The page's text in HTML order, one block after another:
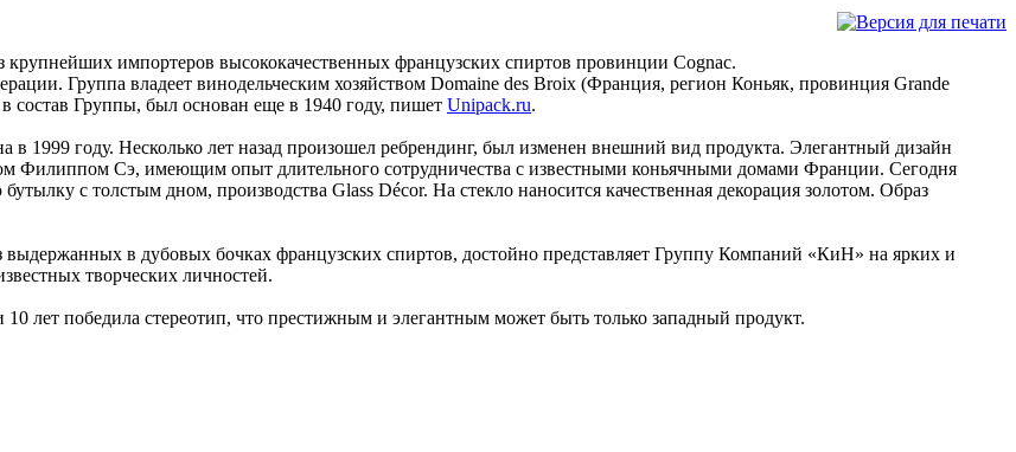
импортеров высококачественных французских спиртов провинции Cognac.
Группа владеет винодельческим хозяйством Domaine des Broix (Франция, регион Коньяк, провинция Grande
Группы, был основан еще в 1940 году, пишет Unipack.ru.
в 1999 году. Несколько лет назад произошел ребрендинг, был изменен внешний вид продукта. Элегантный дизайн
Филиппом Сэ, имеющим опыт длительного сотрудничества с известными коньячными домами Франции. Сегодня
с толстым дном, производства Glass Décor. На стекло наносится качественная декорация золотом. Образ
выдержанных в дубовых бочках французских спиртов, достойно представляет Группу Компаний «КиН» на ярких и
творческих личностей.
лет победила стереотип, что престижным и элегантным может быть только западный продукт.